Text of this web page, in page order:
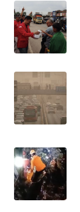
SUMBAR
WN
SUMSEL
WN
BENGKULU
WN
WN
JATENG